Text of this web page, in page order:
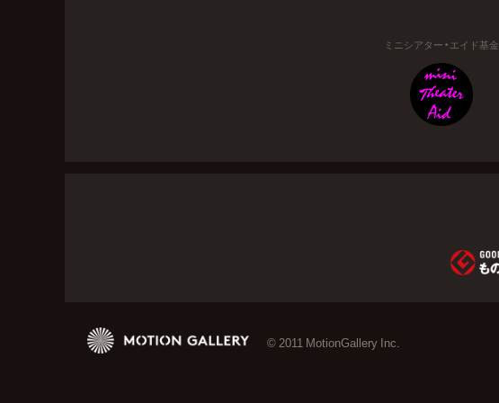
ミニシアター・エイド基金
© 2011 MotionGallery Inc.